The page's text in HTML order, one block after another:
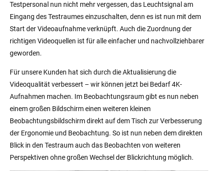
Testpersonal nun nicht mehr vergessen, das Leuchtsignal am
Eingang des Testraumes einzuschalten, denn es ist nun mit dem
Start der Videoaufnahme verknüpft. Auch die Zuordnung der
richtigen Videoquellen ist für alle einfacher und nachvollziehbarer
geworden.
Für unsere Kunden hat sich durch die Aktualisierung die
Videoqualität verbessert – wir können jetzt bei Bedarf 4K-
Aufnahmen machen. Im Beobachtungsraum gibt es nun neben
einem großen Bildschirm einen weiteren kleinen
Beobachtungsbildschirm direkt auf dem Tisch zur Verbesserung
der Ergonomie und Beobachtung. So ist nun neben dem direkten
Blick in den Testraum auch das Beobachten von weiteren
Perspektiven ohne großen Wechsel der Blickrichtung möglich.